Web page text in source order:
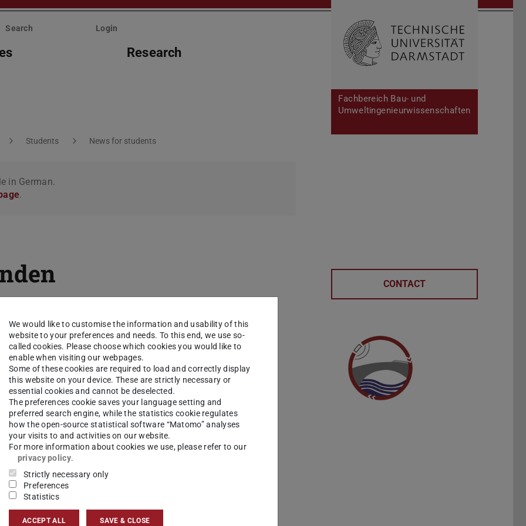
Fachbereich Bau- und
Umweltingenieurwissenschaften
Search Login
Research Open search
Students News for students
in German.
.
im Studienbüro: veränderte
Oktober
Änderungen bei den
von 11-13 Uhr statt
digital statt
aus.
CONTACT
We would like to customise the information and usability of this
website to your preferences and needs. To this end, we use so-
called cookies. Please choose which cookies you would like to
enable when visiting our webpages.
Some of these cookies are required to load and correctly display
this website on your device. These are strictly necessary or
essential cookies and cannot be deselected.
The preferences cookie saves your language setting and
preferred search engine, while the statistics cookie regulates
how the open-source statistical software “Matomo” analyses
your visits to and activities on our website.
For more information about cookies we use, please refer to our
privacy policy.
Strictly necessary only
Preferences
Statistics
ACCEPT ALL SAVE & CLOSE